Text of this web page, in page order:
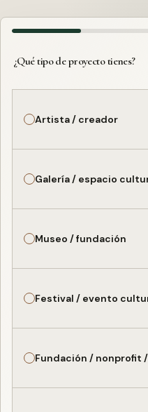
¿Qué tipo de proyecto tienes?
Artista / creador
Galería / espacio
Museo / fundación
Festival / evento
Fundación / nonprofit